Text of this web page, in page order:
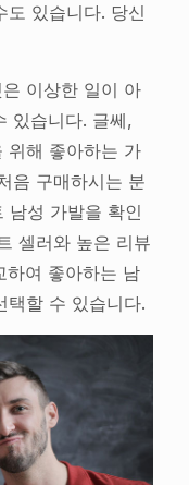
도 있습니다. 당신
이상한 일이 아
있습니다. 글쎄,
위해 좋아하는 가
음 구매하시는 분
남성 가발을 확인
셀러와 높은 리뷰
하여 좋아하는 남
택할 수 있습니다.